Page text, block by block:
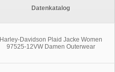
Datenkatalog
Harley-Davidson Plaid Jacke Women
97525-12VW Damen Outerwear